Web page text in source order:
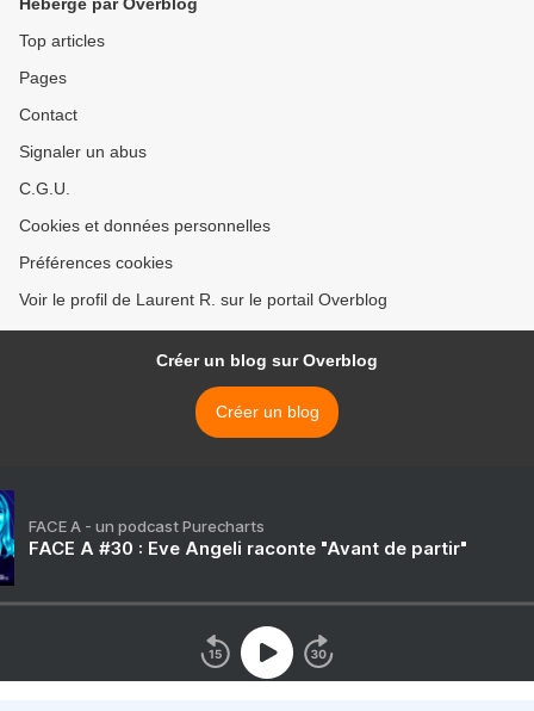
Top articles
Pages
Contact
Signaler un abus
C.G.U.
Cookies et données personnelles
Préférences cookies
Voir le profil de Laurent R. sur le portail Overblog
Créer un blog sur Overblog
Créer un blog
FACE A - un podcast Purecharts
FACE A #30 : Eve Angeli raconte "Avant de partir"